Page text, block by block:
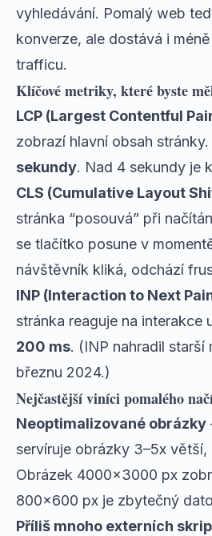
vyhledávání. Pomalý web
konverze, ale dostává i
trafficu.
Klíčové metriky, které byste
LCP (Largest Contentful
zobrazí hlavní obsah stránky.
sekundy. Nad 4 sekundy je
CLS (Cumulative Layout
stránka “posouvá” při
se tlačítko posune v
návštěvník kliká, odchází
INP (Interaction to Next
stránka reaguje na interakce
200 ms. (INP nahradil starší
březnu 2024.)
Nejčastější viníci pomalého
Neoptimalizované obrázky
servíruje obrázky 3–5x větší,
Obrázek 4000x3000 px
800x600 px je zbytečný
Příliš mnoho externích